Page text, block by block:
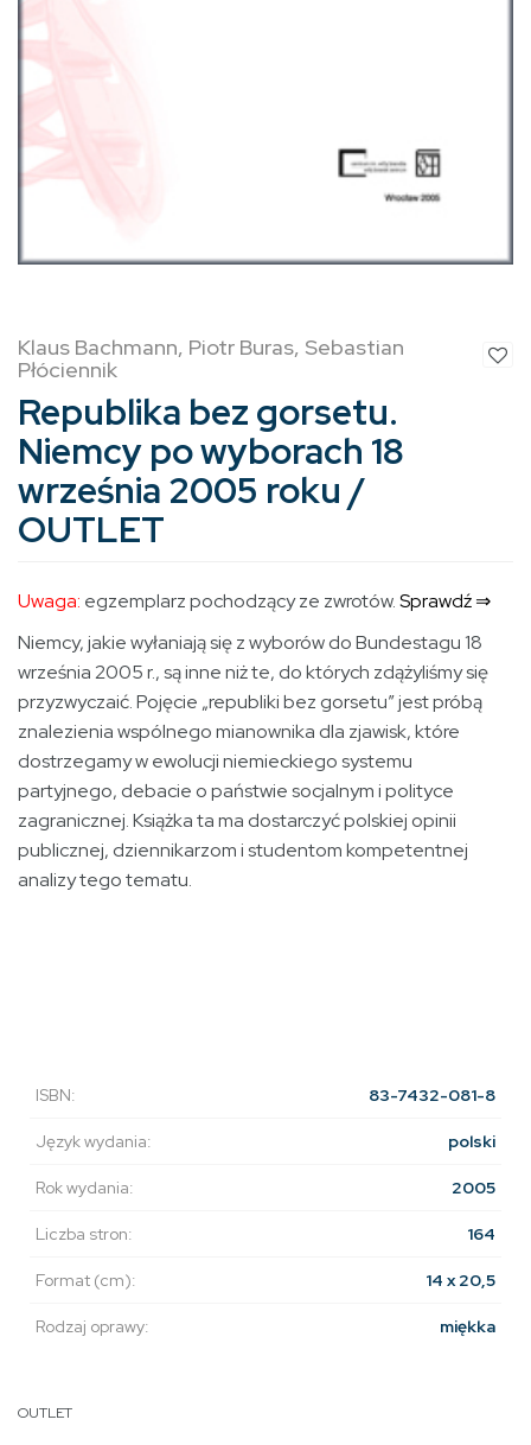
Klaus Bachmann, Piotr Buras, Sebastian
Płóciennik
Republika bez gorsetu.
Niemcy po wyborach 18
września 2005 roku /
OUTLET
Uwaga: egzemplarz pochodzący ze zwrotów.Sprawdź ⇒
Niemcy, jakie wyłaniają się z wyborów do Bundestagu 18
września 2005 r., są inne niż te, do których zdążyliśmy się
przyzwyczaić. Pojęcie „republiki bez gorsetu” jest próbą
znalezienia wspólnego mianownika dla zjawisk, które
dostrzegamy w ewolucji niemieckiego systemu
partyjnego, debacie o państwie socjalnym i polityce
zagranicznej. Książka ta ma dostarczyć polskiej opinii
publicznej, dziennikarzom i studentom kompetentnej
analizy tego tematu.
ISBN: 83-7432-081-8
Język wydania: polski
Rok wydania: 2005
Liczba stron: 164
Format (cm): 14 x 20,5
Rodzaj oprawy: miękka
OUTLET